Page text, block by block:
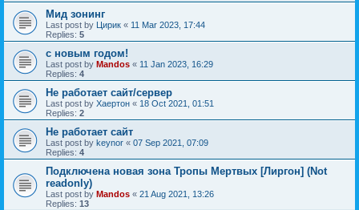
Мид зонинг
Last post by Цирик « 11 Mar 2023, 17:44
Replies: 5
с новым годом!
Last post by Mandos « 11 Jan 2023, 16:29
Replies: 4
Не работает сайт/сервер
Last post by Хаертон « 18 Oct 2021, 01:51
Replies: 2
Не работает сайт
Last post by keynor « 07 Sep 2021, 07:09
Replies: 4
Подключена новая зона Тропы Мертвых [Лиргон] (Not
readonly)
Last post by Mandos « 21 Aug 2021, 13:26
Replies: 13